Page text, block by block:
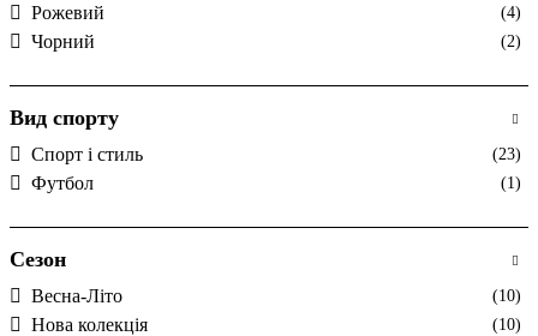
Рожевий (4)
Чорний (2)
Вид спорту
Спорт і стиль (23)
Футбол (1)
Сезон
Весна-Літо (10)
Нова колекція (10)